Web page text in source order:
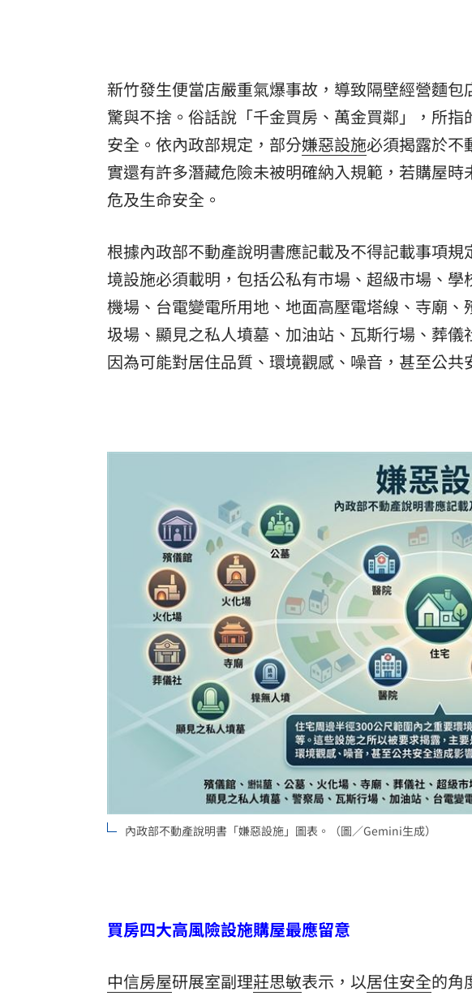
新竹發生便當店嚴重氣爆事故，導致隔壁經營麵
驚與不捨。俗話說「千金買房、萬金買鄰」，所
安全。依內政部規定，部分嫌惡設施必須揭露於不
實還有許多潛藏危險未被明確納入規範，若購屋
危及生命安全。
根據內政部不動產說明書應記載及不得記載事項
境設施必須載明，包括公私有市場、超級市場、
機場、台電變電所用地、地面高壓電塔線、寺廟
圾場、顯見之私人墳墓、加油站、瓦斯行場、葬
因為可能對居住品質、環境觀感、噪音，甚至公共
內政部不動產說明書「嫌惡設施」圖表。（圖／Gemini生成）
買房四大高風險設施購屋最應留意
中信房屋研展室副理莊思敏表示，以居住安全的角